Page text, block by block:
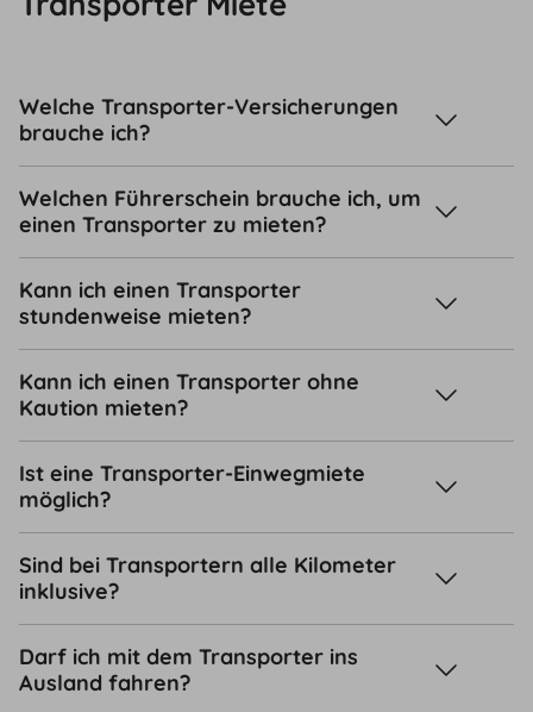
Welche Transporter-Versicherungen
brauche ich?
Welchen Führerschein brauche ich, um
einen Transporter zu mieten?
Kann ich einen Transporter
stundenweise mieten?
Kann ich einen Transporter ohne
Kaution mieten?
Ist eine Transporter-Einwegmiete
möglich?
Sind bei Transportern alle Kilometer
inklusive?
Darf ich mit dem Transporter ins
Ausland fahren?